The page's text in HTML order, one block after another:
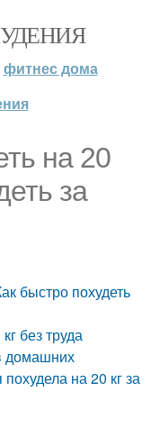
фитнес дома
на 20
за
быстро похудеть
без труда
домашних
на 20 кг за